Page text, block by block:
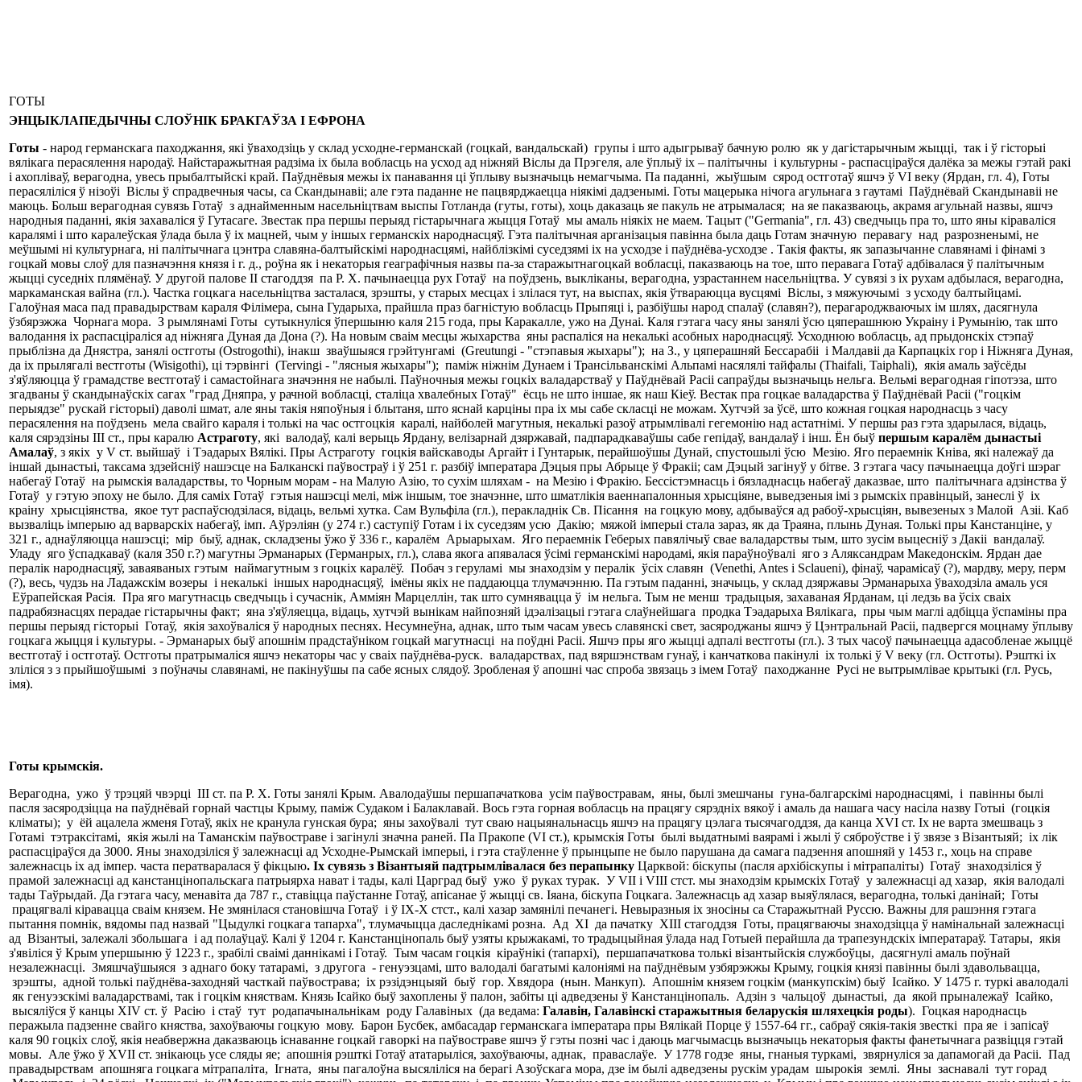
ГОТЫ
ЭНЦЫКЛАПЕДЫЧНЫ СЛОЎНІК БРАКГАЎЗА І ЕФРОНА
Готы - народ германскага паходжання, які ўваходзіць у склад усходне-германскай (гоцкай, вандальскай) групы і што адыгрываў бачную ролю як у дагістарычным жыцці, так і ў гісторыі
вялікага перасялення народаў. Найстаражытная радзіма іх была вобласць на усход ад ніжняй Віслы да Прэгеля, але ўплыў іх – палітычны і культурны - распасціраўся далёка за межы гэтай ракі
і ахопліваў, верагодна, увесь прыбалтыйскі край. Паўднёвыя межы іх панавання ці ўплыву вызначыць немагчыма. Па паданні, жыўшым сярод остготаў яшчэ ў VI веку (Ярдан, гл. 4), Готы
перасяліліся ў нізоўі Віслы ў спрадвечныя часы, са Скандынавіі; але гэта паданне не пацвярджаецца ніякімі дадзенымі. Готы мацерыка нічога агульнага з гаутамі Паўднёвай Скандынавіі не
маюць. Больш верагодная сувязь Готаў з аднайменным насельніцтвам выспы Готланда (гуты, готы), хоць даказаць яе пакуль не атрымалася; на яе паказваюць, акрамя агульнай назвы, яшчэ
народныя паданні, якія захаваліся ў Гутасаге. Звестак пра першы перыяд гістарычнага жыцця Готаў мы амаль ніякіх не маем. Тацыт ("Germania", гл. 43) сведчыць пра то, што яны кіраваліся
каралямі і што каралеўская ўлада была ў іх мацней, чым у іншых германскіх народнасцяў. Гэта палітычная арганізацыя павінна была даць Готам значную перавагу над разрозненымі, не
меўшымі ні культурнага, ні палітычнага цэнтра славяна-балтыйскімі народнасцямі, найблізкімі суседзямі іх на усходзе і паўднёва-усходзе . Такія факты, як запазычанне славянамі і фінамі з
гоцкай мовы слоў для пазначэння князя і г. д., роўна як і некаторыя геаграфічныя назвы па-за старажытнагоцкай вобласці, паказваюць на тое, што перавага Готаў адбівалася ў палітычным
жыцці суседніх плямёнаў. У другой палове II стагоддзя па Р. Х. пачынаецца рух Готаў на поўдзень, выкліканы, верагодна, узрастаннем насельніцтва. У сувязі з іх рухам адбылася, верагодна,
маркаманская вайна (гл.). Частка гоцкага насельніцтва засталася, зрэшты, у старых месцах і злілася тут, на выспах, якія ўтвараюцца вусцямі Віслы, з мяжуючымі з усходу балтыйцамі.
Галоўная маса пад правадырствам караля Філімера, сына Гударыха, прайшла праз багністую вобласць Прыпяці і, разбіўшы народ спалаў (славян?), перагароджваючых ім шлях, дасягнула
ўзбярэжжа Чорнага мора. З рымлянамі Готы сутыкнуліся ўпершыню каля 215 года, пры Каракалле, ужо на Дунаі. Каля гэтага часу яны занялі ўсю цяперашнюю Украіну і Румынію, так што
валодання іх распасціраліся ад ніжняга Дуная да Дона (?). На новым сваім месцы жыхарства яны распаліся на некалькі асобных народнасцяў. Усходнюю вобласць, ад прыдонскіх стэпаў
прыблізна да Днястра, занялі остготы (Ostrogothi), інакш зваўшыяся грэйтунгамі (Greutungi - "стэпавыя жыхары"); на З., у цяперашняй Бессарабіі і Малдавіі да Карпацкіх гор і Ніжняга Дуная,
да іх прылягалі вестготы (Wisigothi), ці тэрвінгі (Tervingi - "лясныя жыхары"); паміж ніжнім Дунаем і Трансільванскімі Альпамі насялялі тайфалы (Thaifali, Taiphali), якія амаль заўсёды
з'яўляюцца ў грамадстве вестготаў і самастойнага значэння не набылі. Паўночныя межы гоцкіх валадарстваў у Паўднёвай Расіі сапраўды вызначыць нельга. Вельмі верагодная гіпотэза, што
згадваны ў скандынаўскіх сагах "град Дняпра, у рачной вобласці, сталіца хвалебных Готаў" ёсць не што іншае, як наш Кіеў. Вестак пра гоцкае валадарства ў Паўднёвай Расіі ("гоцкім
перыядзе" рускай гісторыі) даволі шмат, але яны такія няпоўныя і блытаня, што яснай карціны пра іх мы сабе скласці не можам. Хутчэй за ўсё, што кожная гоцкая народнасць з часу
перасялення на поўдзень мела свайго караля і толькі на час остгоцкія каралі, найболей магутныя, некалькі разоў атрымлівалі гегемонію над астатнімі. У першы раз гэта здарылася, відаць,
каля сярэдзіны III ст., пры каралю Астраготу, які валодаў, калі верыць Ярдану, велізарнай дзяржавай, падпарадкаваўшы сабе гепідаў, вандалаў і інш. Ён быў першым каралём дынастыі
Амалаў, з якіх у V ст. выйшаў і Тэадарых Вялікі. Пры Астраготу гоцкія вайскаводы Аргайт і Гунтарык, перайшоўшы Дунай, спустошылі ўсю Мезію. Яго пераемнік Кніва, які належаў да
іншай дынастыі, таксама здзейсніў нашэсце на Балканскі паўвостраў і ў 251 г. разбіў імператара Дэцыя пры Абрыце ў Фракіі; сам Дэцый загінуў у бітве. З гэтага часу пачынаецца доўгі шэраг
набегаў Готаў на рымскія валадарствы, то Чорным морам - на Малую Азію, то сухім шляхам - на Мезію і Фракію. Бессістэмнасць і бязладнасць набегаў даказвае, што палітычнага адзінства ў
Готаў у гэтую эпоху не было. Для саміх Готаў гэтыя нашэсці мелі, між іншым, тое значэнне, што шматлікія ваеннапалонныя хрысціяне, выведзеныя імі з рымскіх правінцый, занеслі ў іх
краіну хрысціянства, якое тут распаўсюдзілася, відаць, вельмі хутка. Сам Вульфіла (гл.), перакладнік Св. Пісання на гоцкую мову, адбываўся ад рабоў-хрысціян, вывезеных з Малой Азіі. Каб
вызваліць імперыю ад варварскіх набегаў, імп. Аўрэліян (у 274 г.) саступіў Готам і іх суседзям усю Дакію; мяжой імперыі стала зараз, як да Траяна, плынь Дуная. Толькі пры Канстанціне, у
321 г., аднаўляюцца нашэсці; мір быў, аднак, складзены ўжо ў 336 г., каралём Арыарыхам. Яго пераемнік Геберых павялічыў свае валадарствы тым, што зусім выцесніў з Дакіі вандалаў.
Уладу яго ўспадкаваў (каля 350 г.?) магутны Эрманарых (Германрых, гл.), слава якога апявалася ўсімі германскімі народамі, якія параўноўвалі яго з Аляксандрам Македонскім. Ярдан дае
пералік народнасцяў, заваяваных гэтым наймагутным з гоцкіх каралёў. Побач з геруламі мы знаходзім у пералік ўсіх славян (Venethi, Antes і Sclaueni), фінаў, чарамісаў (?), мардву, меру, перм
(?), весь, чудзь на Ладажскім возеры і некалькі іншых народнасцяў, імёны якіх не паддаюцца тлумачэнню. Па гэтым паданні, значыць, у склад дзяржавы Эрманарыха ўваходзіла амаль уся
Еўрапейская Расія. Пра яго магутнасць сведчыць і сучаснік, Амміян Марцеллін, так што сумнявацца ў ім нельга. Тым не менш традыцыя, захаваная Ярданам, ці ледзь ва ўсіх сваіх
падрабязнасцях перадае гістарычны факт; яна з'яўляецца, відаць, хутчэй вынікам найпозняй ідэалізацыі гэтага слаўнейшага продка Тэадарыха Вялікага, пры чым маглі адбіцца ўспаміны пра
першы перыяд гісторыі Готаў, якія захоўваліся ў народных песнях. Несумнеўна, аднак, што тым часам увесь славянскі свет, засяроджаны яшчэ ў Цэнтральнай Расіі, падвергся моцнаму ўплыву
гоцкага жыцця і культуры. - Эрманарых быў апошнім прадстаўніком гоцкай магутнасці на поўдні Расіі. Яшчэ пры яго жыцці адпалі вестготы (гл.). З тых часоў пачынаецца адасобленае жыццё
вестготаў і остготаў. Остготы пратрымаліся яшчэ некаторы час у сваіх паўднёва-руск. валадарствах, пад вяршэнствам гунаў, і канчаткова пакінулі іх толькі ў V веку (гл. Остготы). Рэшткі іх
зліліся з з прыйшоўшымі з поўначы славянамі, не пакінуўшы па сабе ясных слядоў. Зробленая ў апошні час спроба звязаць з імем Готаў паходжанне Русі не вытрымлівае крытыкі (гл. Русь,
імя).
Готы крымскія.
Верагодна, ужо ў трэцяй чвэрці III ст. па Р. Х. Готы занялі Крым. Авалодаўшы першапачаткова усім паўвостравам, яны, былі змешчаны гуна-балгарскімі народнасцямі, і павінны былі
пасля засяродзіцца на паўднёвай горнай частцы Крыму, паміж Судаком і Балаклавай. Вось гэта горная вобласць на працягу сярэдніх вякоў і амаль да нашага часу насіла назву Готыі (гоцкія
кліматы); у ёй ацалела жменя Готаў, якіх не кранула гунская бура; яны захоўвалі тут сваю нацыянальнасць яшчэ на працягу цэлага тысячагоддзя, да канца XVI ст. Іх не варта змешваць з
Готамі тэтраксітамі, якія жылі на Таманскім паўвостраве і загінулі значна раней. Па Пракопе (VI ст.), крымскія Готы былі выдатнымі ваярамі і жылі ў сяброўстве і ў звязе з Візантыяй; іх лік
распасціраўся да 3000. Яны знаходзіліся ў залежнасці ад Усходне-Рымскай імперыі, і гэта стаўленне ў прынцыпе не было парушана да самага падзення апошняй у 1453 г., хоць на справе
залежнасць іх ад імпер. часта ператваралася ў фікцыю. Іх сувязь з Візантыяй падтрымлівалася без перапынку Царквой: біскупы (пасля архібіскупы і мітрапаліты) Готаў знаходзіліся ў
прамой залежнасці ад канстанцінопальскага патрыярха нават і тады, калі Царград быў ужо ў руках турак. У VII і VIII стст. мы знаходзім крымскіх Готаў у залежнасці ад хазар, якія валодалі
тады Таўрыдай. Да гэтага часу, менавіта да 787 г., ставіцца паўстанне Готаў, апісанае ў жыцці св. Іяана, біскупа Гоцкага. Залежнасць ад хазар выяўлялася, верагодна, толькі данінай; Готы
працягвалі кіравацца сваім князем. Не змянілася становішча Готаў і ў IX-Х стст., калі хазар замянілі печанегі. Невыразныя іх зносіны са Старажытнай Руссю. Важны для рашэння гэтага
пытання помнік, вядомы пад назвай "Цыдулкі гоцкага тапарха", тлумачыцца даследнікамі розна. Ад XI да пачатку XIII стагоддзя Готы, працягваючы знаходзіцца ў намінальнай залежнасці
ад Візантыі, залежалі збольшага і ад полаўцаў. Калі ў 1204 г. Канстанцінопаль быў узяты крыжакамі, то традыцыйная ўлада над Готыей перайшла да трапезундскіх імператараў. Татары, якія
з'явіліся ў Крым упершыню ў 1223 г., зрабілі сваімі даннікамі і Готаў. Тым часам гоцкія кіраўнікі (тапархі), першапачаткова толькі візантыйскія службоўцы, дасягнулі амаль поўнай
незалежнасці. Змяшчаўшыяся з аднаго боку татарамі, з другога - генуэзцамі, што валодалі багатымі калоніямі на паўднёвым узбярэжжы Крыму, гоцкія князі павінны былі здавольвацца,
зрэшты, адной толькі паўднёва-заходняй часткай паўвострава; іх рэзідэнцыяй быў гор. Хвядора (нын. Манкуп). Апошнім князем гоцкім (манкупскім) быў Ісайко. У 1475 г. туркі авалодалі
як генуэзскімі валадарствамі, так і гоцкім княствам. Князь Ісайко быў захоплены ў палон, забіты ці адведзены ў Канстанцінопаль. Адзін з чальцоў дынастыі, да якой прыналежаў Ісайко,
высяліўся ў канцы XIV ст. ў Расію і стаў тут родапачынальнікам роду Галавіных (да ведама: Галавін, Галавінскі старажытныя беларускія шляхецкія роды). Гоцкая народнасць
перажыла падзенне свайго княства, захоўваючы гоцкую мову. Барон Бусбек, амбасадар германскага імператара пры Вялікай Порце ў 1557-64 гг., сабраў сякія-такія звесткі пра яе і запісаў
каля 90 гоцкіх слоў, якія неабвержна даказваюць існаванне гоцкай гаворкі на паўвостраве яшчэ ў гэты позні час і даюць магчымасць вызначыць некаторыя факты фанетычнага развіцця гэтай
мовы. Але ўжо ў XVII ст. знікаюць усе сляды яе; апошнія рэшткі Готаў ататарыліся, захоўваючы, аднак, праваслаўе. У 1778 годзе яны, гнаныя туркамі, звярнуліся за дапамогай да Расіі. Пад
правадырствам апошняга гоцкага мітрапаліта, Ігната, яны пагалоўна высяліліся на берагі Азоўскага мора, дзе ім былі адведзены рускім урадам шырокія землі. Яны заснавалі тут горад